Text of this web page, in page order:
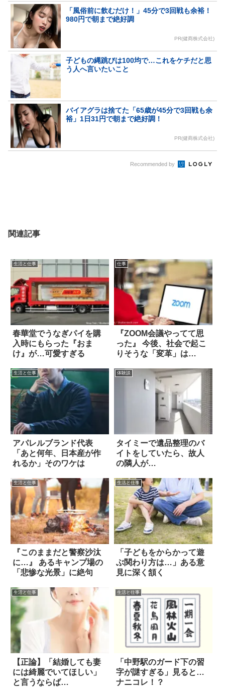
「風俗前に飲むだけ！」45分で3回戦も余裕！
980円で朝まで絶好調
PR(健商株式会社)
子どもの縄跳びは100均で…これをケチだと思
う人へ言いたいこと
バイアグラは捨てた「65歳が45分で3回戦も余
裕」1日31円で朝まで絶好調！
PR(健商株式会社)
Recommended by
関連記事
生活と仕事
春華堂でうなぎパイを購
入時にもらった『おま
け』が…可愛すぎる
仕事
『ZOOM会議やってて思
った』 今後、社会で起こ
りそうな「変革」は…
生活と仕事
アパレルブランド代表
「あと何年、日本産が作
れるか」そのワケは
体験談
タイミーで遺品整理のバ
イトをしていたら、故人
の隣人が…
生活と仕事
『このままだと警察沙汰
に…』 あるキャンプ場の
「悲惨な光景」に絶句
生活と仕事
「子どもをからかって遊
ぶ関わり方は…」ある意
見に深く頷く
生活と仕事
【正論】「結婚しても妻
には綺麗でいてほしい」
と言うならば…
生活と仕事
「中野駅のガード下の習
字が謎すぎる」見ると…
ナニコレ！？